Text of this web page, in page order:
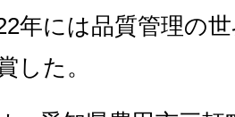
年には品質管理の
した。